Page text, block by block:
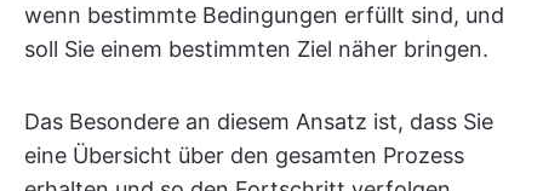
wenn bestimmte Bedingungen erfüllt sind, und
soll Sie einem bestimmten Ziel näher bringen.
Das Besondere an diesem Ansatz ist, dass Sie
eine Übersicht über den gesamten Prozess